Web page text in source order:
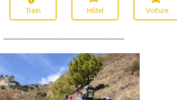
Train Hôtel Voiture
------------------------------------------------